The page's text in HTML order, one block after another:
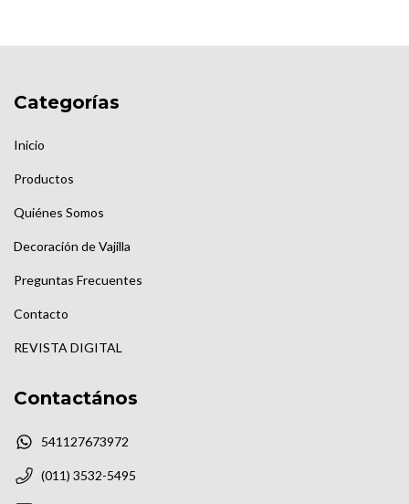
Categorías
Inicio
Productos
Quiénes Somos
Decoración de Vajilla
Preguntas Frecuentes
Contacto
REVISTA DIGITAL
Contactános
541127673972
(011) 3532-5495